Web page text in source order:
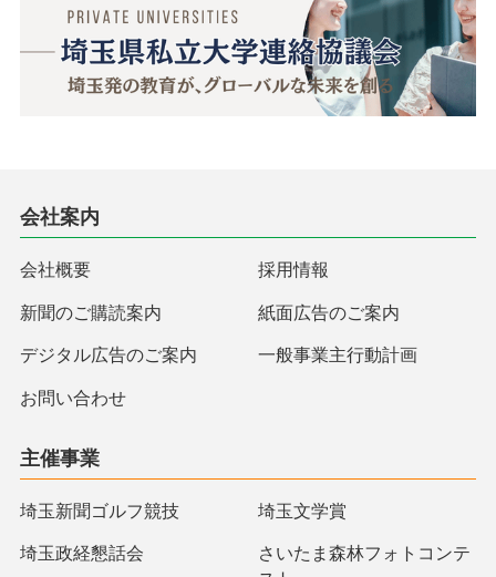
会社案内
会社概要 採用情報
新聞のご購読案内 紙面広告のご案内
デジタル広告のご案内 一般事業主行動計画
お問い合わせ
主催事業
埼玉新聞ゴルフ競技 埼玉文学賞
埼玉政経懇話会
さいたま森林フォトコンテ